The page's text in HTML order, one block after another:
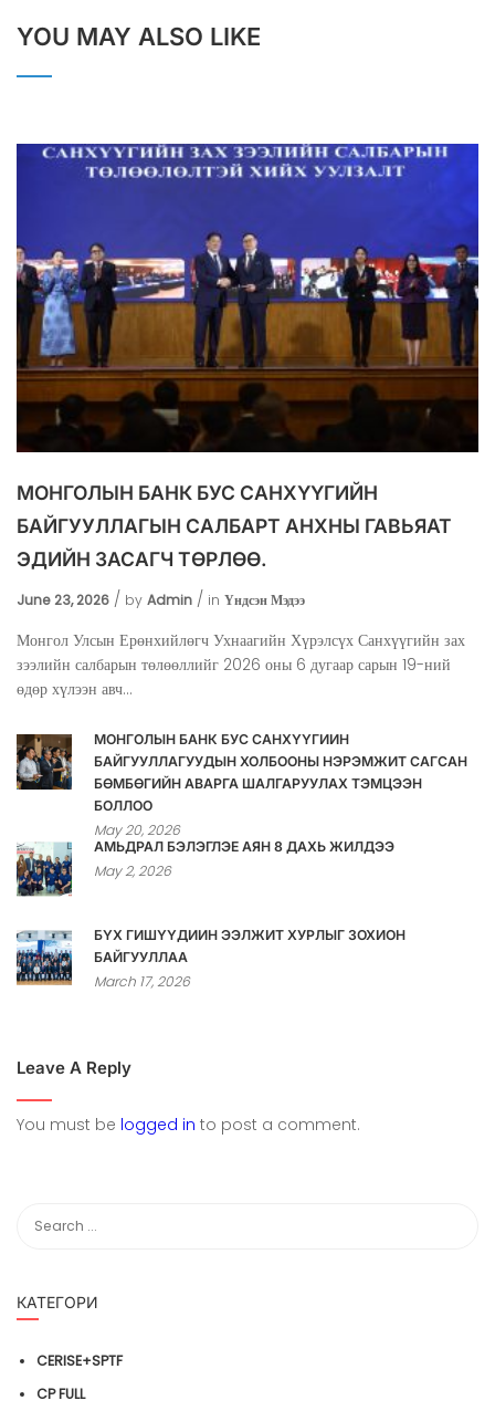
YOU MAY ALSO LIKE
МОНГОЛЫН БАНК БУС САНХҮҮГИЙН
БАЙГУУЛЛАГЫН САЛБАРТ АНХНЫ ГАВЬЯАТ
ЭДИЙН ЗАСАГЧ ТӨРЛӨӨ.
June 23, 2026 by Admin in Үндсэн Мэдээ
Монгол Улсын Ерөнхийлөгч Ухнаагийн Хүрэлсүх Санхүүгийн зах
зээлийн салбарын төлөөллийг 2026 оны 6 дугаар сарын 19-ний
өдөр хүлээн авч...
МОНГОЛЫН БАНК БУС САНХҮҮГИЙН
БАЙГУУЛЛАГУУДЫН ХОЛБООНЫ НЭРЭМЖИТ САГСАН
БӨМБӨГИЙН АВАРГА ШАЛГАРУУЛАХ ТЭМЦЭЭН
БОЛЛОО
May 20, 2026
АМЬДРАЛ БЭЛЭГЛЭЕ АЯН 8 ДАХЬ ЖИЛДЭЭ
May 2, 2026
БҮХ ГИШҮҮДИЙН ЭЭЛЖИТ ХУРЛЫГ ЗОХИОН
БАЙГУУЛЛАА
March 17, 2026
Leave A Reply
You must be logged in to post a comment.
КАТЕГОРИ
CERISE+SPTF
CP FULL